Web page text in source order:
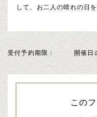
して、お二人の晴れの日
受付予約期限 開催日
この